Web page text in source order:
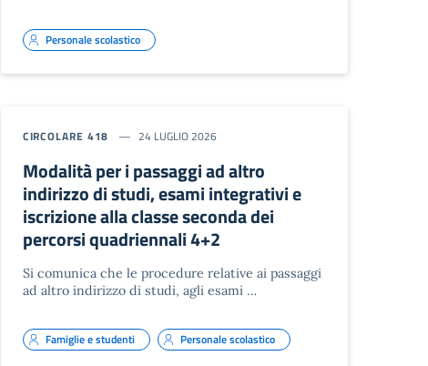
Personale scolastico
CIRCOLARE 418 24 LUGLIO 2026
Modalità per i passaggi ad altro
indirizzo di studi, esami integrativi e
iscrizione alla classe seconda dei
percorsi quadriennali 4+2
Si comunica che le procedure relative ai passaggi
ad altro indirizzo di studi, agli esami …
Famiglie e studenti Personale scolastico